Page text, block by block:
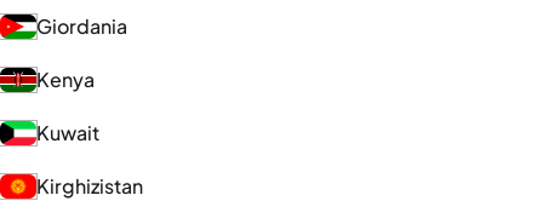
Giordania
Kenya
Kuwait
Kirghizistan